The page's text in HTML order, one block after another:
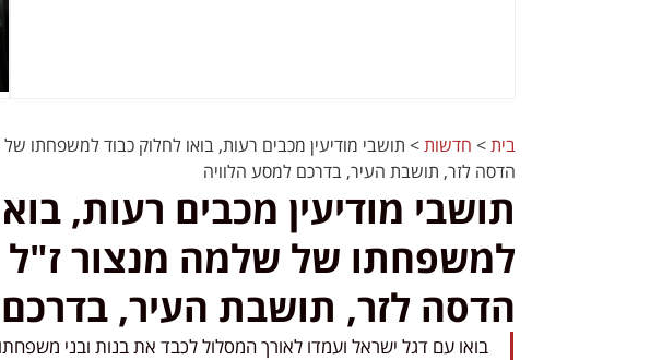
בית> חדשות> תושבי מודיעין מכבים רעות, בואו לחלוק כבוד למשפחתו
הדסה לזר, תושבת העיר, בדרכם למסע הלוויה
תושבי מודיעין מכבים רעות,
למשפחתו של שלמה מנצור ז"ל
הדסה לזר, תושבת העיר,
בואו עם דגל ישראל ועמדו לאורך המסלול לכבד את בנות ובני